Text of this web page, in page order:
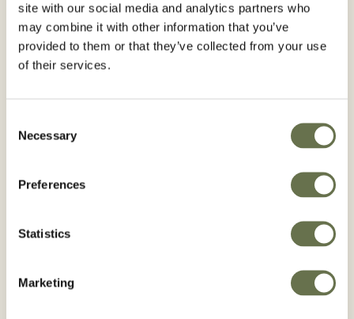
site with our social media and analytics partners who
may combine it with other information that you’ve
provided to them or that they’ve collected from your use
of their services.
Selection
Necessary
Preferences
Statistics
Marketing